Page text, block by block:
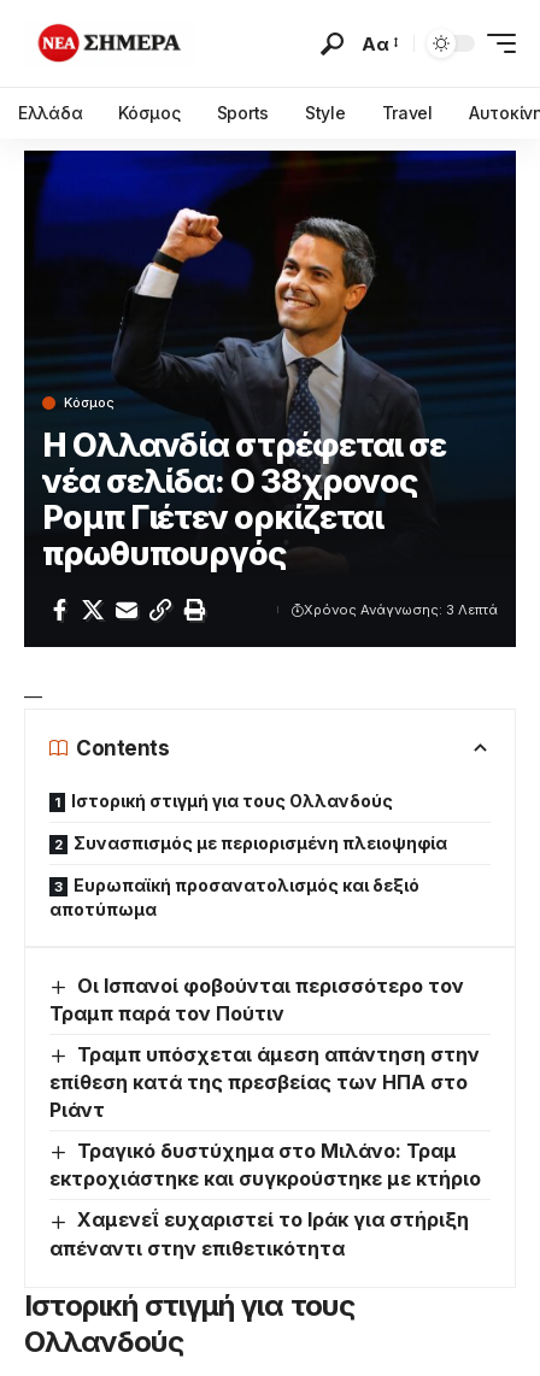
Αα
Ελλάδα Κόσμος Sports Style Travel
Κόσμος
Η Ολλανδία στρέφεται σε
νέα σελίδα: Ο 38χρονος
Ρομπ Γιέτεν ορκίζεται
πρωθυπουργός
Χρόνος Ανάγνωσης: 3 Λεπτά
—
Contents
Ιστορική στιγμή για τους Ολλανδούς
Συνασπισμός με περιορισμένη πλειοψηφία
Ευρωπαϊκή προσανατολισμός και δεξιό
αποτύπωμα
Οι Ισπανοί φοβούνται περισσότερο τον
Τραμπ παρά τον Πούτιν
Τραμπ υπόσχεται άμεση απάντηση στην
επίθεση κατά της πρεσβείας των ΗΠΑ στο
Ριάντ
Τραγικό δυστύχημα στο Μιλάνο: Τραμ
εκτροχιάστηκε και συγκρούστηκε με κτήριο
Χαμενεΐ ευχαριστεί το Ιράκ για στήριξη
απέναντι στην επιθετικότητα
Ιστορική στιγμή για τους
Ολλανδούς